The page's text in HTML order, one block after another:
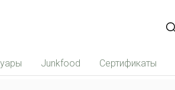
Junkfood Сертификаты